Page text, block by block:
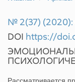
№ 2(37)
DOI https://